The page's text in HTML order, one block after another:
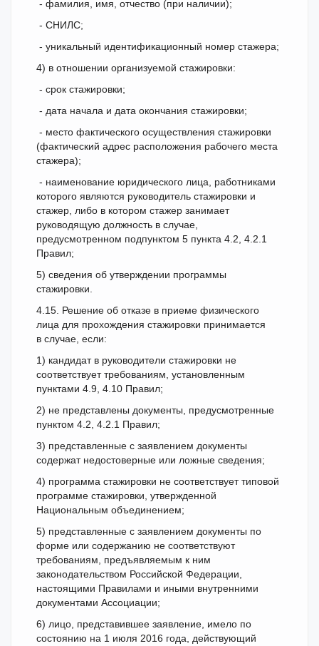
- фамилия, имя, отчество (при наличии);
- СНИЛС;
- уникальный идентификационный номер стажера;
4) в отношении организуемой стажировки:
- срок стажировки;
- дата начала и дата окончания стажировки;
- место фактического осуществления стажировки
(фактический адрес расположения рабочего места
стажера);
- наименование юридического лица, работниками
которого являются руководитель стажировки и
стажер, либо в котором стажер занимает
руководящую должность в случае,
предусмотренном подпунктом 5 пункта 4.2, 4.2.1
Правил;
5) сведения об утверждении программы
стажировки.
4.15. Решение об отказе в приеме физического
лица для прохождения стажировки принимается
в случае, если:
1) кандидат в руководители стажировки не
соответствует требованиям, установленным
пунктами 4.9, 4.10 Правил;
2) не представлены документы, предусмотренные
пунктом 4.2, 4.2.1 Правил;
3) представленные с заявлением документы
содержат недостоверные или ложные сведения;
4) программа стажировки не соответствует типовой
программе стажировки, утвержденной
Национальным объединением;
5) представленные с заявлением документы по
форме или содержанию не соответствуют
требованиям, предъявляемым к ним
законодательством Российской Федерации,
настоящими Правилами и иными внутренними
документами Ассоциации;
6) лицо, представившее заявление, имело по
состоянию на 1 июля 2016 года, действующий